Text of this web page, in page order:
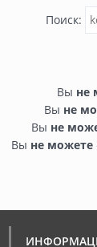
Поиск:
Вы не
Вы не
Вы не
Вы не можете